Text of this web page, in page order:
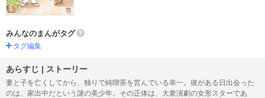
みんなのまんがタグ
タグ編集
あらすじ | ストーリー
妻と子を亡くしてから、独りで純喫茶を営んでいる幸一。彼がある日出会った
のは、家出中だという謎の美少年。その正体は、大衆演劇の女形スターであ